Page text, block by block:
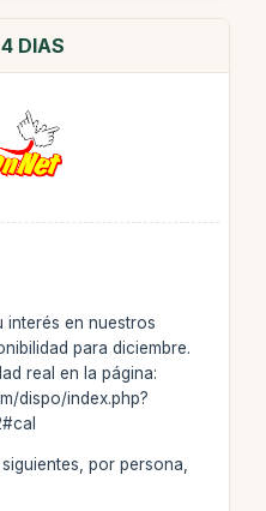
DIAS
interés en nuestros
para diciembre.
real en la página:
dispo/index.php?
por persona,